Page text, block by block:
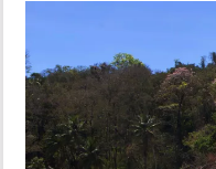
MUNDO
INSÓLITAS